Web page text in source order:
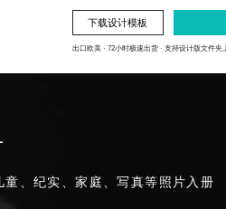
下载设计模板
出口欧美 · 72小时极速出货 · 支持设计版文件夹
、纪实、家庭、写真等照片入册